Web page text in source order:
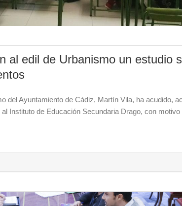
al edil de Urbanismo un estudio
del Ayuntamiento de Cádiz, Martín Vila, ha acudido,
Instituto de Educación Secundaria Drago, con